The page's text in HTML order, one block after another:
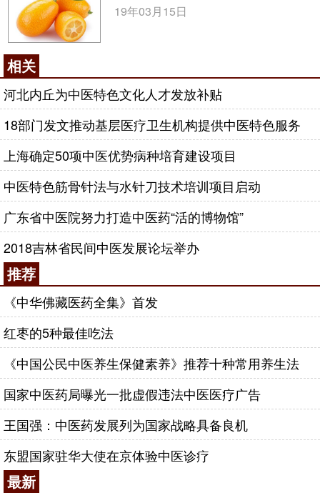
19年03月15日
相关
河北内丘为中医特色文化人才发放补贴
18部门发文推动基层医疗卫生机构提供中医特色服务
上海确定50项中医优势病种培育建设项目
中医特色筋骨针法与水针刀技术培训项目启动
广东省中医院努力打造中医药“活的博物馆”
2018吉林省民间中医发展论坛举办
推荐
《中华佛藏医药全集》首发
红枣的5种最佳吃法
《中国公民中医养生保健素养》推荐十种常用养生法
国家中医药局曝光一批虚假违法中医医疗广告
王国强：中医药发展列为国家战略具备良机
东盟国家驻华大使在京体验中医诊疗
最新